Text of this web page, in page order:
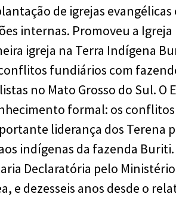
de igrejas
internas. Promoveu a Igreja
igreja na Terra Indígena
fundiários com
no Mato Grosso do Sul.
formal: os conflitos
liderança dos Terena
indígenas da fazenda Buriti.
Declaratória pelo
e dezesseis anos desde o